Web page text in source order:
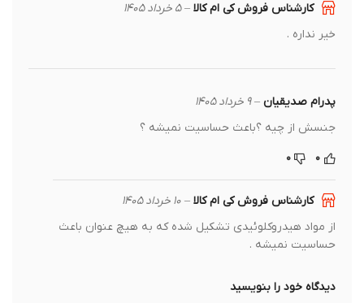
کارشناس فروش کی ام کالا– ۵ خرداد ۱۴۰۵
خیر نداره .
پدرام صدیقیان– ۹ خرداد ۱۴۰۵
جنسش از چیه ؟باعث حساسیت نمیشه ؟
کارشناس فروش کی ام کالا– ۱۰ خرداد ۱۴۰۵
از مواد هیدروکلوئیدی تشکیل شده که به هیچ عنوان باعث
حساسیت نمیشه .
دیدگاه خود را بنویسید